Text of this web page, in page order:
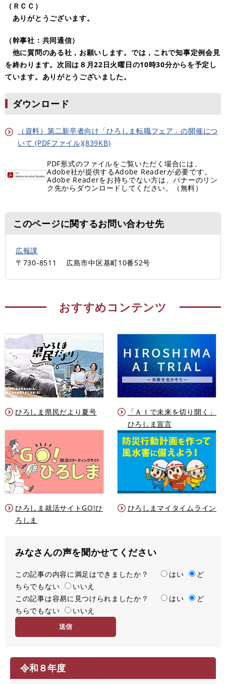
（ＲＣＣ）
ありがとうございます。
（幹事社：共同通信）
他に質問のある社，お願いします。では，これで知事定例会見
を終わります。次回は８月22日火曜日の10時30分からを予定し
ています。ありがとうございました。
ダウンロード
（資料）第二新卒者向け「ひろしま転職フェア」の開催につ
いて (PDFファイル)(839KB)
PDF形式のファイルをご覧いただく場合には、
Adobe社が提供するAdobe Readerが必要です。
Adobe Readerをお持ちでない方は、バナーのリン
ク先からダウンロードしてください。（無料）
このページに関するお問い合わせ先
広報課
〒730-8511
広島市中区基町10番52号
おすすめコンテンツ
ひろしま県民だより夏号
「ＡＩで未来を切り開く」
ひろしま宣言
ひろしま就活サイトGO!ひ
ろしま
ひろしまマイタイムライン
みなさんの声を聞かせてください
満
足
度
この記事の内容に満足はできましたか？ はい
ど
ちらでもない
いいえ
容
易
この記事は容易に見つけられましたか？ はい
ど
ちらでもない
いいえ
令和８年度